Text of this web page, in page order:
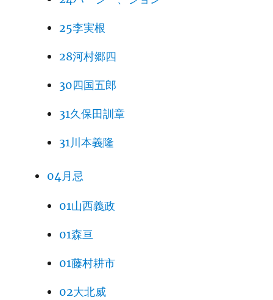
25李実根
28河村郷四
30四国五郎
31久保田訓章
31川本義隆
04月忌
01山西義政
01森亘
01藤村耕市
02大北威